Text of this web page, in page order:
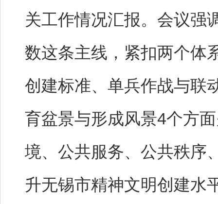
关工作情况汇报。会议强
数这条主线，紧扣两个体
创建标准、单兵作战与联
育盆景与形成风景4个方
境、公共服务、公共秩序
升无锡市精神文明创建水